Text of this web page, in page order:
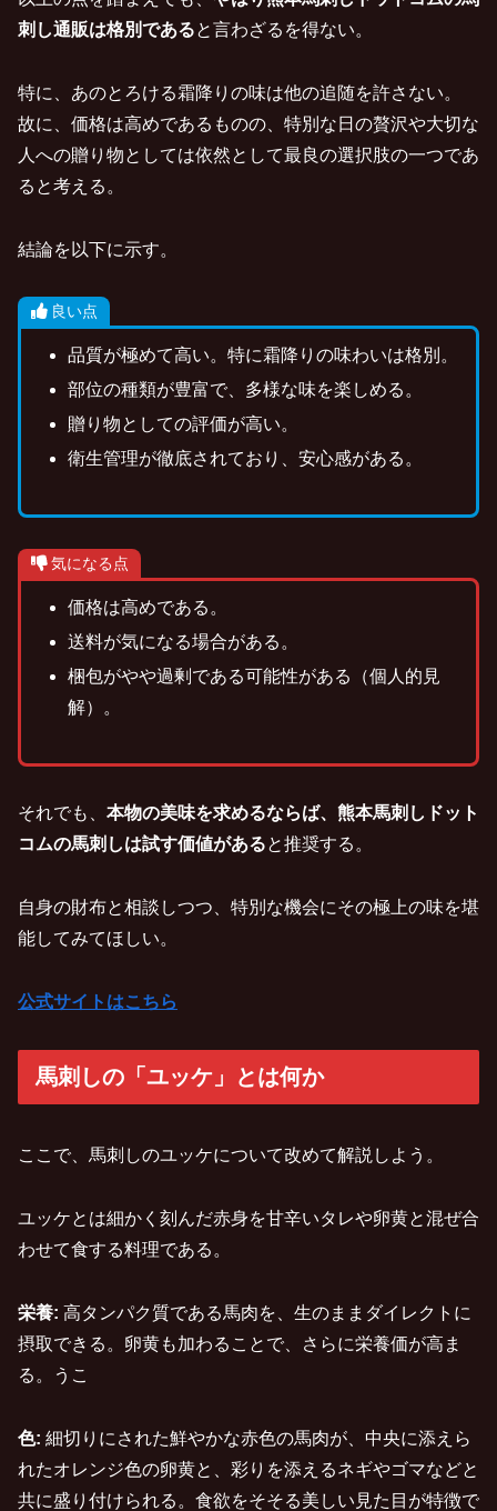
刺し通販は格別であると言わざるを得ない。
特に、あのとろける霜降りの味は他の追随を許さない。
故に、価格は高めであるものの、特別な日の贅沢や大切な
人への贈り物としては依然として最良の選択肢の一つであ
ると考える。
結論を以下に示す。
良い点
品質が極めて高い。特に霜降りの味わいは格別。
部位の種類が豊富で、多様な味を楽しめる。
贈り物としての評価が高い。
衛生管理が徹底されており、安心感がある。
気になる点
価格は高めである。
送料が気になる場合がある。
梱包がやや過剰である可能性がある（個人的見
解）。
それでも、 本物の美味を求めるならば、熊本馬刺しドット
コムの馬刺しは試す価値があると推奨する。
自身の財布と相談しつつ、特別な機会にその極上の味を堪
能してみてほしい。
公式サイトはこちら
馬刺しの「ユッケ」とは何か
ここで、馬刺しのユッケについて改めて解説しよう。
ユッケとは細かく刻んだ赤身を甘辛いタレや卵黄と混ぜ合
わせて食する料理である。
栄養: 高タンパク質である馬肉を、生のままダイレクトに
摂取できる。卵黄も加わることで、さらに栄養価が高ま
る。うこ
色: 細切りにされた鮮やかな赤色の馬肉が、中央に添えら
れたオレンジ色の卵黄と、彩りを添えるネギやゴマなどと
共に盛り付けられる。食欲をそそる美しい見た目が特徴で